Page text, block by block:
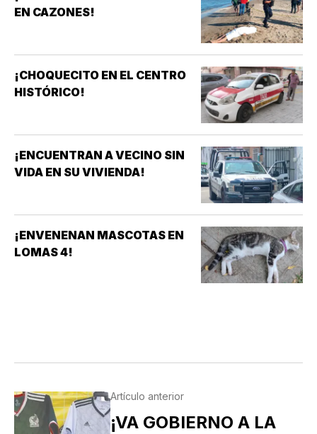
EN CAZONES!
¡CHOQUECITO EN EL CENTRO
HISTÓRICO!
¡ENCUENTRAN A VECINO SIN
VIDA EN SU VIVIENDA!
¡ENVENENAN MASCOTAS EN
LOMAS 4!
Artículo anterior
¡VA GOBIERNO A LA